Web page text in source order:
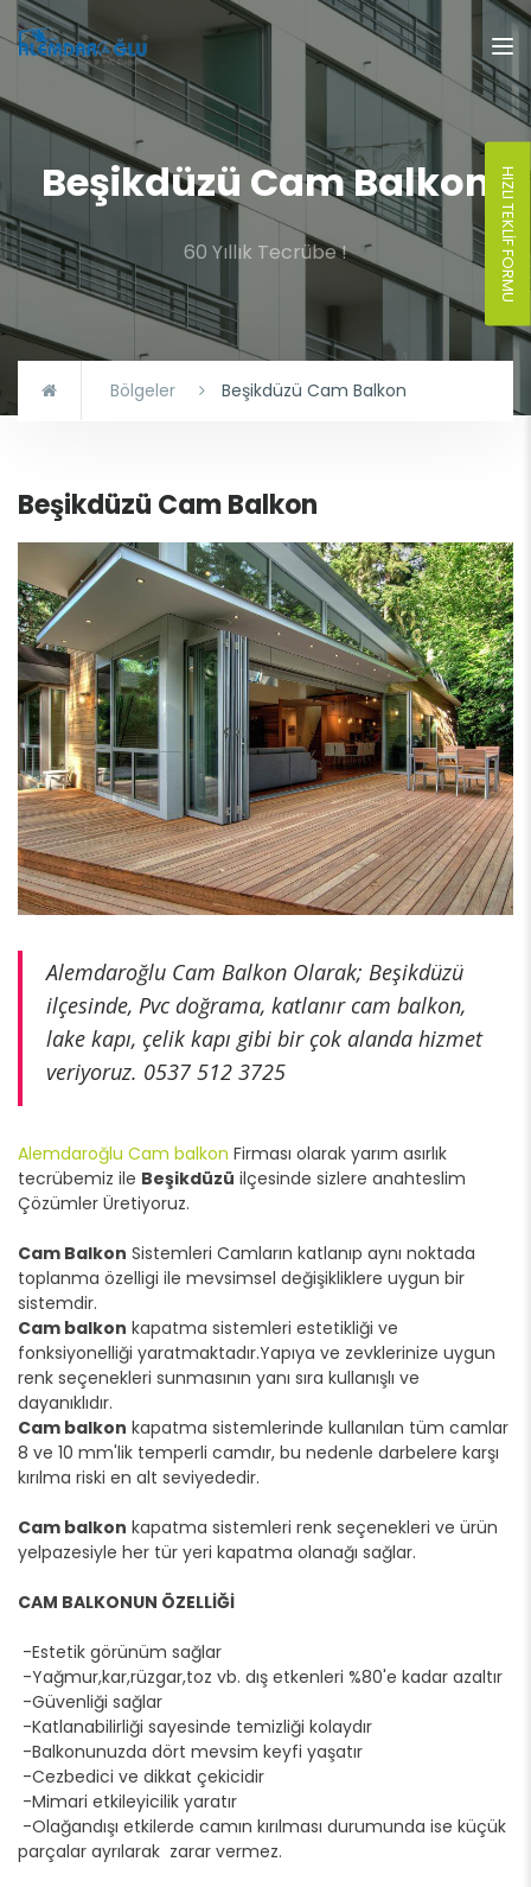
Beşikdüzü Cam Balkon
60 Yıllık Tecrübe !
Bölgeler Beşikdüzü Cam Balkon
Beşikdüzü Cam Balkon
Alemdaroğlu Cam Balkon Olarak; Beşikdüzü
ilçesinde, Pvc doğrama, katlanır cam balkon,
lake kapı, çelik kapı gibi bir çok alanda hizmet
veriyoruz. 0537 512 3725
Alemdaroğlu Cam balkon Firması olarak yarım asırlık
tecrübemiz ile Beşikdüzü ilçesinde sizlere anahteslim
Çözümler Üretiyoruz.
Cam Balkon Sistemleri Camların katlanıp aynı noktada
toplanma özelligi ile mevsimsel değişikliklere uygun bir
sistemdir.
Cam balkon kapatma sistemleri estetikliği ve
fonksiyonelliği yaratmaktadır.Yapıya ve zevklerinize uygun
renk seçenekleri sunmasının yanı sıra kullanışlı ve
dayanıklıdır.
Cam balkon kapatma sistemlerinde kullanılan tüm camlar
8 ve 10 mm'lik temperli camdır, bu nedenle darbelere karşı
kırılma riski en alt seviyededir.
Cam balkon kapatma sistemleri renk seçenekleri ve ürün
yelpazesiyle her tür yeri kapatma olanağı sağlar.
CAM BALKONUN ÖZELLİĞİ
-Estetik görünüm sağlar
-Yağmur,kar,rüzgar,toz vb. dış etkenleri %80'e kadar azaltır
-Güvenliği sağlar
-Katlanabilirliği sayesinde temizliği kolaydır
-Balkonunuzda dört mevsim keyfi yaşatır
-Cezbedici ve dikkat çekicidir
-Mimari etkileyicilik yaratır
-Olağandışı etkilerde camın kırılması durumunda ise küçük
parçalar ayrılarak zarar vermez.
HIZLI TEKLIF FORMU